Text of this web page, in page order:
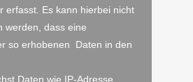
erfasst. Es kann hierbei nicht
werden, dass eine
so erhobenen Daten in den
Daten wie IP-Adresse,